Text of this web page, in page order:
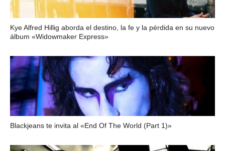
Kye Alfred Hillig aborda el destino, la fe y la pérdida en su nuevo
álbum «Widowmaker Express»
Blackjeans te invita al «End Of The World (Part 1)»